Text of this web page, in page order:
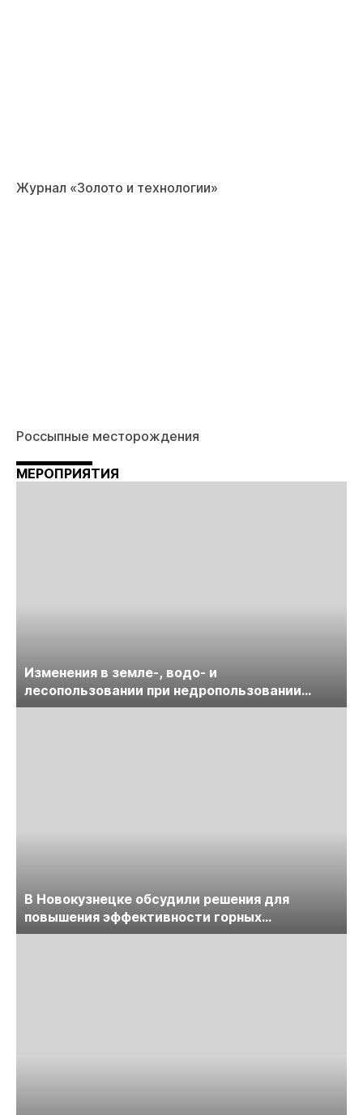
Журнал «Золото и технологии»
Россыпные месторождения
МЕРОПРИЯТИЯ
Изменения в земле-, водо- и
лесопользовании при недропользовании
обсудят на семинаре «ПравоТЭК»
В Новокузнецке обсудили решения для
повышения эффективности горных
предприятий